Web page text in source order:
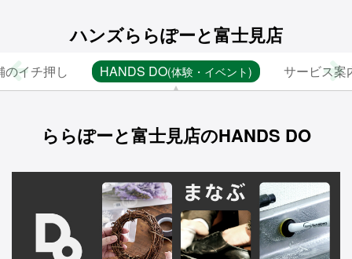
ハンズららぽーと富士見店
のイチ押し HANDS DO(体験・イベント) サービス案
ららぽーと富士見店のHANDS DO